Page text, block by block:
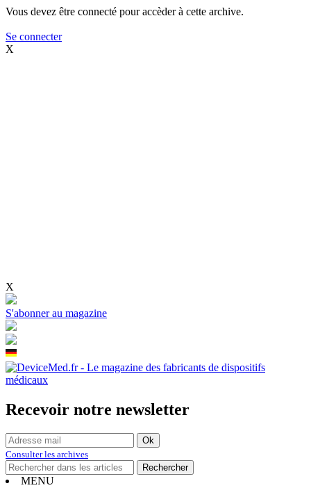
Vous devez être connecté pour accèder à cette archive.
Se connecter
X
X
S'abonner au magazine
Recevoir notre newsletter
Consulter les archives
MENU